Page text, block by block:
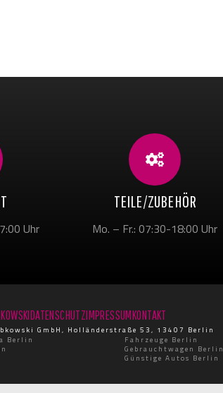
Uhr
TEILE/ZUBEHÖR
Mo. – Fr.: 07:30-18:00 Uhr
DATENSCHUTZIMPRESSUMKONTAKT
GmbH, Holländerstraße 53, 13407 Berlin
Berlin
Fahrzeuge Berlin
Gebrauchtwagen Berlin
Günstige Autos Berlin